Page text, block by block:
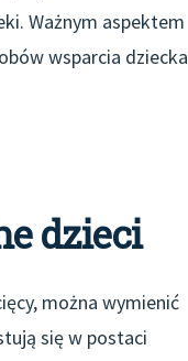
Ważnym aspektem
wsparcia dziecka
dzieci
można wymienić
się w postaci